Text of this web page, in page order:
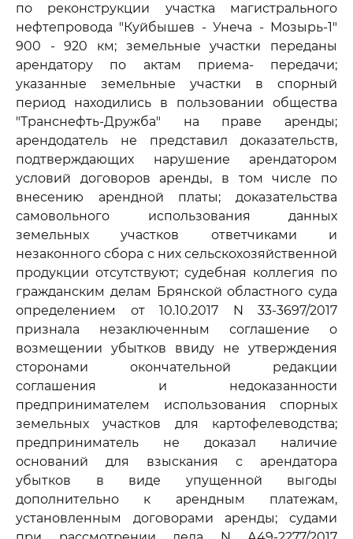
по реконструкции участка магистрального
нефтепровода "Куйбышев - Унеча - Мозырь-1"
900 - 920 км; земельные участки переданы
арендатору по актам приема- передачи;
указанные земельные участки в спорный
период находились в пользовании общества
"Транснефть-Дружба" на праве аренды;
арендодатель не представил доказательств,
подтверждающих нарушение арендатором
условий договоров аренды, в том числе по
внесению арендной платы; доказательства
самовольного использования данных
земельных участков ответчиками и
незаконного сбора с них сельскохозяйственной
продукции отсутствуют; судебная коллегия по
гражданским делам Брянской областного суда
определением от 10.10.2017 N 33-3697/2017
признала незаключенным соглашение о
возмещении убытков ввиду не утверждения
сторонами окончательной редакции
соглашения и недоказанности
предпринимателем использования спорных
земельных участков для картофелеводства;
предприниматель не доказал наличие
оснований для взыскания с арендатора
убытков в виде упущенной выгоды
дополнительно к арендным платежам,
установленным договорами аренды; судами